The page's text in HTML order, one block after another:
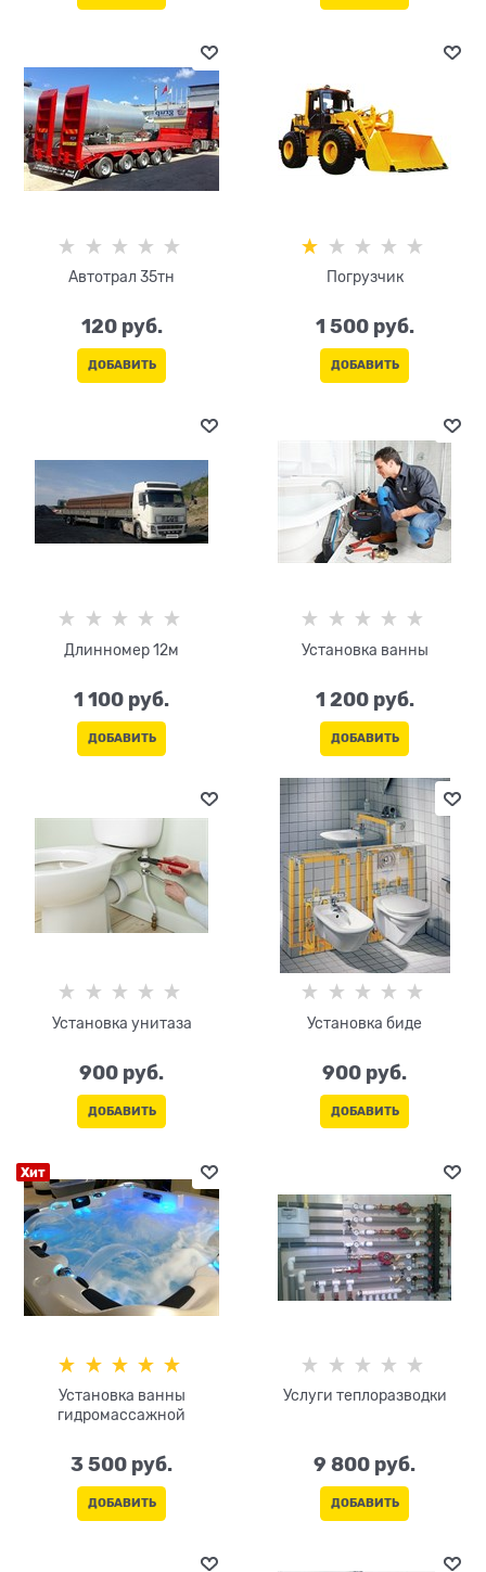
Автотрал 35тн
120 руб.
ДОБАВИТЬ
Погрузчик
1 500 руб.
ДОБАВИТЬ
Длинномер 12м
1 100 руб.
ДОБАВИТЬ
Установка ванны
1 200 руб.
ДОБАВИТЬ
Установка унитаза
900 руб.
ДОБАВИТЬ
Установка биде
900 руб.
ДОБАВИТЬ
Хит
Установка ванны
гидромассажной
3 500 руб.
ДОБАВИТЬ
Услуги теплоразводки
9 800 руб.
ДОБАВИТЬ